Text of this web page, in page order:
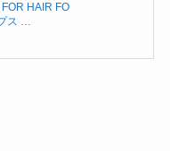
HAIR FO
ス …